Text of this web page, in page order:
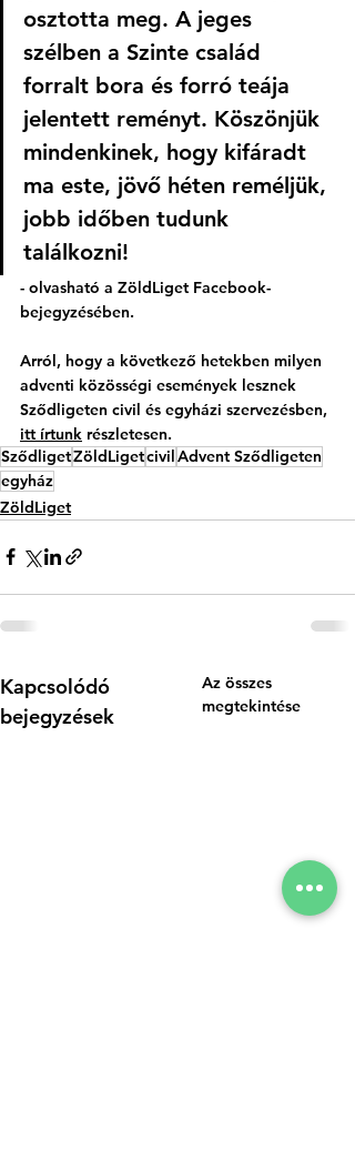
osztotta meg. A jeges
szélben a Szinte család
forralt bora és forró teája
jelentett reményt. Köszönjük
mindenkinek, hogy kifáradt
ma este, jövő héten reméljük,
jobb időben tudunk
találkozni!
- olvasható a ZöldLiget Facebook-
bejegyzésében.
Arról, hogy a következő hetekben milyen
adventi közösségi események lesznek
Sződligeten civil és egyházi szervezésben,
itt írtunk részletesen.
SződligetZöldLigetcivilAdvent Sződligeten
egyház
ZöldLiget
Kapcsolódó
bejegyzések
Az összes
megtekintése